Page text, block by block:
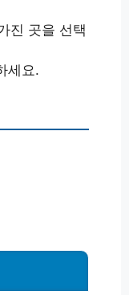
진 곳을 선택
세요.